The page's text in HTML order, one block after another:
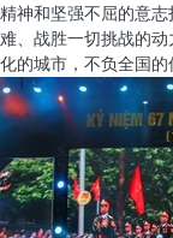
精神和坚强不屈的意
难、战胜一切挑战的
化的城市，不负全国的